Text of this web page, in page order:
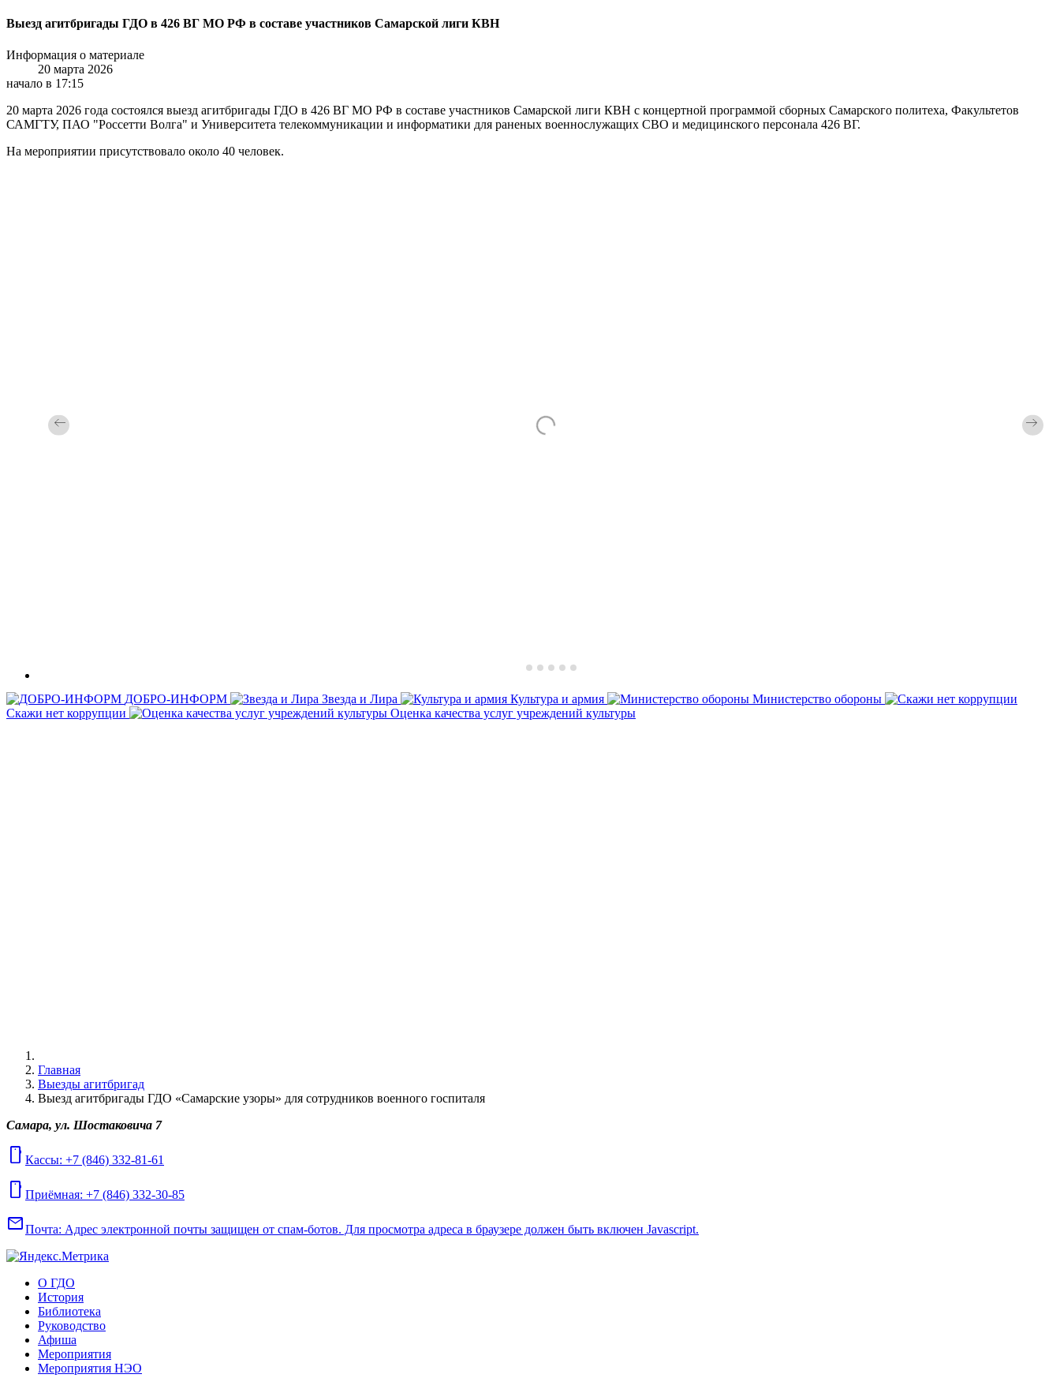
Выезд агитбригады ГДО в 426 ВГ МО РФ в составе участников Самарской лиги КВН
Информация о материале
20 марта 2026
начало в 17:15
20 марта 2026 года состоялся выезд агитбригады ГДО в 426 ВГ МО РФ в составе участников Самарской лиги КВН с концертной программой сборных Самарского политеха, Факультетов
САМГТУ, ПАО "Россетти Волга" и Университета телекоммуникации и информатики для раненых военнослужащих СВО и медицинского персонала 426 ВГ.
На мероприятии присутствовало около 40 человек.
ДОБРО-ИНФОРМ Звезда и Лира Культура и армия
Министерство обороны
Скажи нет коррупции
Оценка качества услуг учреждений культуры
Главная
Выезды агитбригад
Выезд агитбригады ГДО «Самарские узоры» для сотрудников военного госпиталя
Самара, ул. Шостаковича 7
mobile Кассы: +7 (846) 332-81-61
mobile Приёмная: +7 (846) 332-30-85
mailПочта: Адрес электронной почты защищен от спам-ботов. Для просмотра адреса в браузере должен быть включен Javascript.
О ГДО
История
Библиотека
Руководство
Афиша
Мероприятия
Мероприятия НЭО